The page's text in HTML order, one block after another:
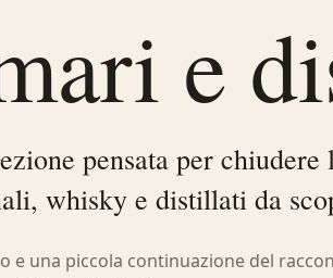
e
pensata per
whisky e distillati da
e una piccola continuazione del